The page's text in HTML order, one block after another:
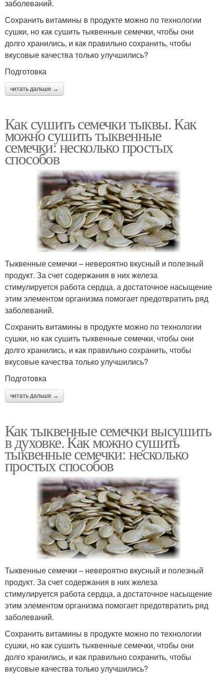
заболеваний.
Сохранить витамины в продукте можно по технологии
сушки, но как сушить тыквенные семечки, чтобы они
долго хранились, и как правильно сохранить, чтобы
вкусовые качества только улучшились?
Подготовка
читать дальше →
Как сушить семечки тыквы. Как
можно сушить тыквенные
семечки: несколько простых
способов
Тыквенные семечки – невероятно вкусный и полезный
продукт. За счет содержания в них железа
стимулируется работа сердца, а достаточное насыщение
этим элементом организма помогает предотвратить ряд
заболеваний.
Сохранить витамины в продукте можно по технологии
сушки, но как сушить тыквенные семечки, чтобы они
долго хранились, и как правильно сохранить, чтобы
вкусовые качества только улучшились?
Подготовка
читать дальше →
Как тыквенные семечки высушить
в духовке. Как можно сушить
тыквенные семечки: несколько
простых способов
Тыквенные семечки – невероятно вкусный и полезный
продукт. За счет содержания в них железа
стимулируется работа сердца, а достаточное насыщение
этим элементом организма помогает предотвратить ряд
заболеваний.
Сохранить витамины в продукте можно по технологии
сушки, но как сушить тыквенные семечки, чтобы они
долго хранились, и как правильно сохранить, чтобы
вкусовые качества только улучшились?